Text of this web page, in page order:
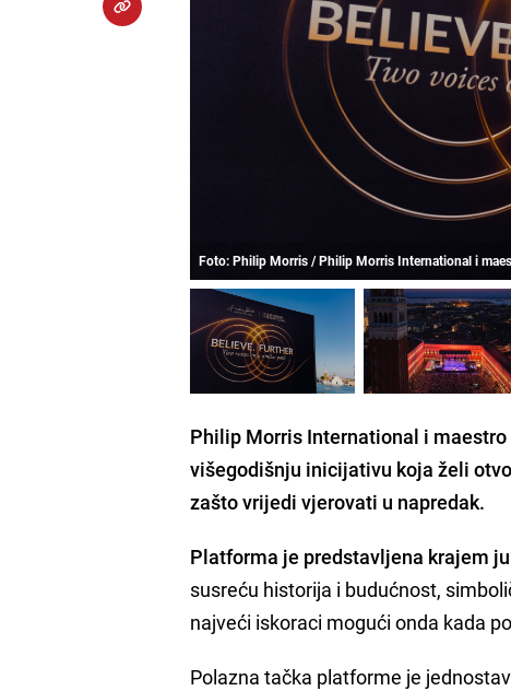
Foto: Philip Morris / Philip Morris International i
Philip Morris International i
višegodišnju inicijativu koja želi
zašto vrijedi vjerovati u napredak.
Platforma je predstavljena krajem
susreću historija i budućnost,
najveći iskoraci mogući onda kada
Polazna tačka platforme je